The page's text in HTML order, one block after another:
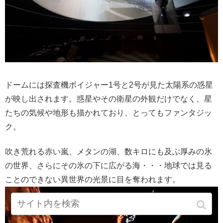
ドームには探査機ボイジャー1号と2号が見た太陽系の惑星
が映し出されます。惑星やその衛星の外観だけでなく、星
たちの気候や地形も描かれており、とってもファンタジッ
ク。
吹き荒れる赤い嵐、メタンの湖、数キロにも及ぶ厚みの氷
の世界、さらにその氷の下に広がる海・・・地球では見る
ことのできない異世界の光景に目を奪われます。